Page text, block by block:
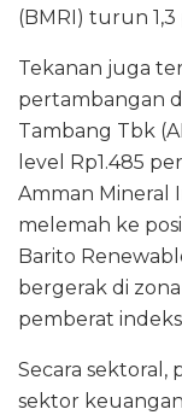
(BMRI) turun 1,3
Tekanan juga
pertambangan
Tambang Tbk
level Rp1.485
Amman Mineral
melemah ke
Barito
bergerak di
pemberat
Secara sektoral,
sektor